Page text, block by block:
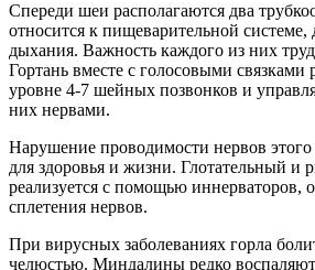
Спереди шеи располагаются два
относится к пищеварительной
дыхания. Важность каждого из них
Гортань вместе с голосовыми связками
уровне 4-7 шейных позвонков и
них нервами.
Нарушение проводимости нервов этого
для здоровья и жизни. Глотательный и
реализуется с помощью иннерваторов,
сплетения нервов.
При вирусных заболеваниях горла
челюстью. Миндалины редко